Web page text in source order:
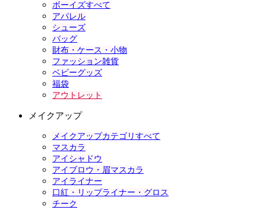
ボーイズすべて
アパレル
シューズ
バッグ
財布・ケース・小物
ファッション雑貨
ベビーグッズ
福袋
アウトレット
メイクアップ
メイクアップカテゴリすべて
マスカラ
アイシャドウ
アイブロウ・眉マスカラ
アイライナー
口紅・リップライナー・グロス
チーク